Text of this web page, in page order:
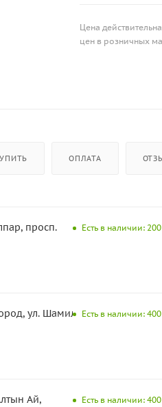
Цена
цен в розничных
ОПЛАТА
просп.
Есть в наличии: 200
ул. Шамиля Есть в наличии: 400
Ай,
Есть в наличии: 400